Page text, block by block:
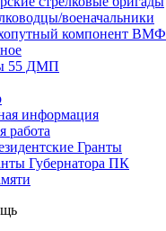
военачальники
компонент ВМФ
55 ДМП
информация
работа
Гранты
Губернатора ПК